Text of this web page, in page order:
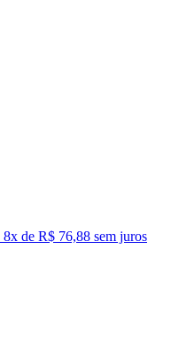
8x de R$ 76,88 sem juros